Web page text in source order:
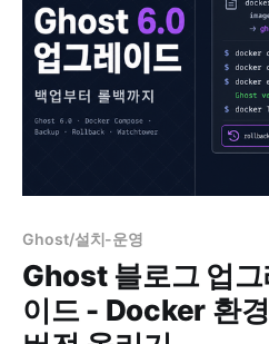
Ghost/설치-운영
Ghost 블로그 업
이드 - Docker 환